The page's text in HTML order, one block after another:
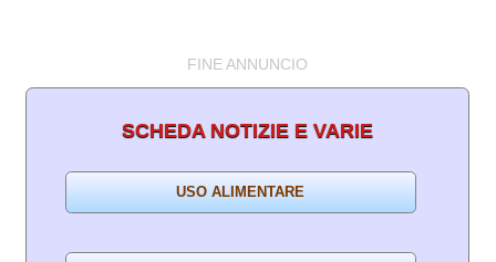
FINE ANNUNCIO
SCHEDA NOTIZIE E VARIE